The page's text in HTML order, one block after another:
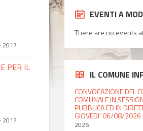
2017
PER IL
2017
EVENTI A
There are no events
IL COMUNE
CONVOCAZIONE DEL
COMUNALE IN
PUBBLICA ED IN
GIOVEDI’ 06/08/2026
2026